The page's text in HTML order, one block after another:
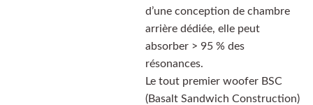
d’une conception de chambre
arrière dédiée, elle peut
absorber > 95 % des
résonances.
Le tout premier woofer BSC
(Basalt Sandwich Construction)